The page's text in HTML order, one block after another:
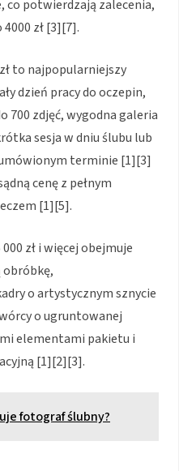
co potwierdzają zalecenia,
zł [3][7].
to najpopularniejszy
dzień pracy do oczepin,
700 zdjęć, wygodna galeria
sesja w dniu ślubu lub
terminie [1][3]
cenę z pełnym
[1][5].
zł i więcej obejmuje
obróbkę,
o artystycznym sznycie
o ugruntowanej
elementami pakietu i
[1][2][3].
fotograf ślubny?